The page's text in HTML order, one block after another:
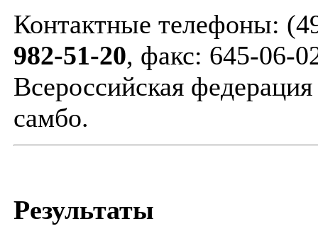
Контактные телефоны:
982-51-20, факс: 645-06-
Всероссийская федерация
самбо.
Результаты